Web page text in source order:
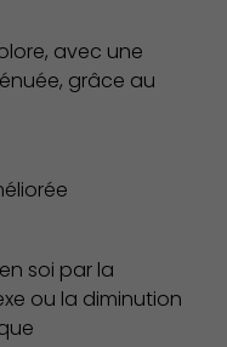
avec une
grâce au
soi par la
ou la diminution